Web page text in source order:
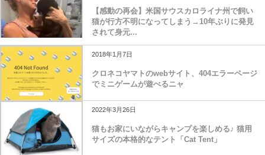
【感動の再会】米国サウスカロライナ州で飼い
猫が行方不明になってしまう→10年ぶりに発見
されて身元...
2018年1月7日
クロネコヤマトのwebサイト、404エラーページ
でミニゲームが遊べるニャ
2022年3月26日
猫もお家にいながらキャンプを楽しめる♪ 猫用
サイズの本格的なテント「Cat Tent」